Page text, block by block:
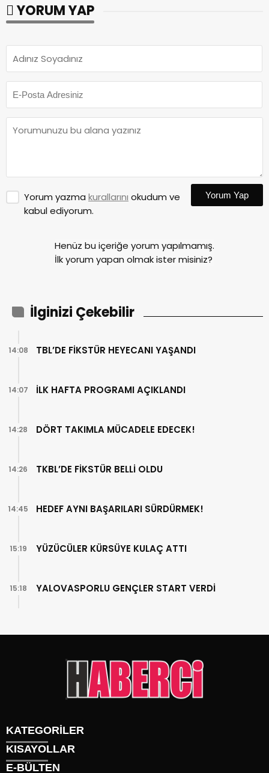
YORUM YAP
Yorum yazma kurallarını okudum ve
kabul ediyorum.
Yorum Yap
Henüz bu içeriğe yorum yapılmamış.
İlk yorum yapan olmak ister misiniz?
İlginizi Çekebilir
TBL’DE FİKSTÜR HEYECANI YAŞANDI
14:08
İLK HAFTA PROGRAMI AÇIKLANDI
14:07
DÖRT TAKIMLA MÜCADELE EDECEK!
14:28
TKBL’DE FİKSTÜR BELLİ OLDU
14:26
HEDEF AYNI BAŞARILARI SÜRDÜRMEK!
14:45
YÜZÜCÜLER KÜRSÜYE KULAÇ ATTI
15:19
YALOVASPORLU GENÇLER START VERDİ
15:18
KATEGORİLER
Gündem
KISAYOLLAR
E-BÜLTEN